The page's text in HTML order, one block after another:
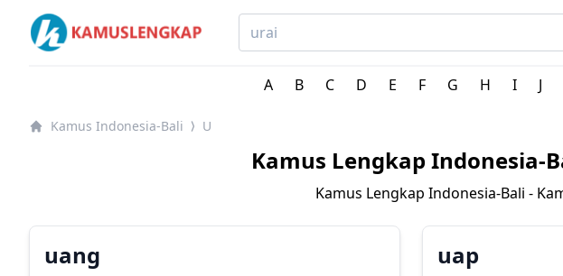
Kamus Lengkap Indonesia-Bali - Kamus Bahasa Daerah Indonesia
A B C D E F G H I J
Kamus Indonesia-Bali ⟩ U
Kamus Lengkap Indonesia-
Kamus Lengkap Indonesia-Bali -
uang uap